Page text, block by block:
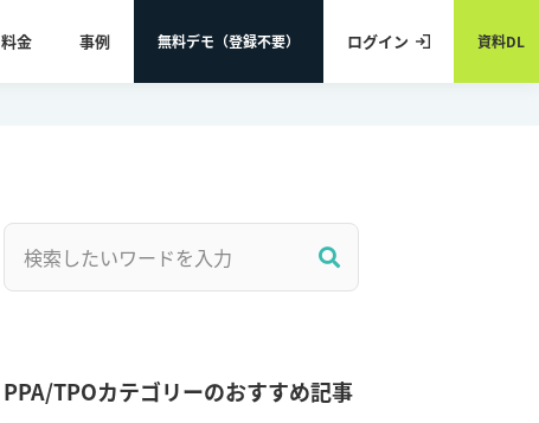
料金 事例 無料デモ（登録不要） ログイン 資料DL
PPA/TPOカテゴリーのおすすめ記事